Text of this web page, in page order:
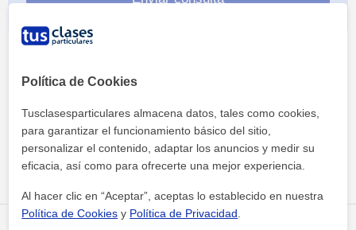
Tus clases particulares Academias Girona peter pan english
Política de Cookies
Tusclasesparticulares almacena datos, tales como cookies,
para garantizar el funcionamiento básico del sitio,
personalizar el contenido, adaptar los anuncios y medir su
eficacia, así como para ofrecerte una mejor experiencia.
Al hacer clic en “Aceptar”, aceptas lo establecido en nuestra
Política de Cookies y Política de Privacidad